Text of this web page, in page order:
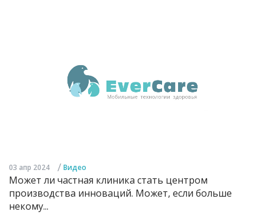
03 апр 2024 / Видео
Может ли частная клиника стать центром
производства инноваций. Может, если больше
некому...